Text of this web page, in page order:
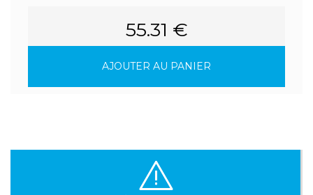
55.31 €
AJOUTER AU PANIER